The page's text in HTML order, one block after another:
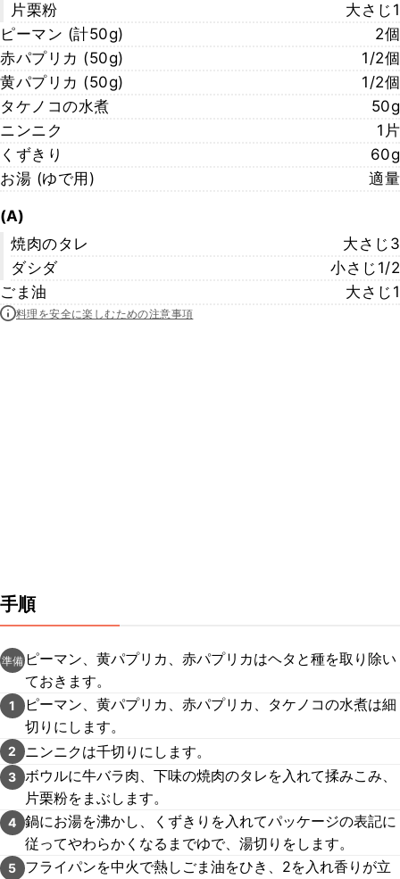
片栗粉
大さじ1
ピーマン (計50g)
2個
赤パプリカ (50g)
1/2個
黄パプリカ (50g)
1/2個
タケノコの水煮
50g
ニンニク
1片
くずきり
60g
お湯 (ゆで用)
適量
(A)
焼肉のタレ
大さじ3
ダシダ
小さじ1/2
ごま油
大さじ1
料理を安全に楽しむための注意事項
手順
準備 ピーマン、黄パプリカ、赤パプリカはヘタと種を取り除い
ておきます。
1
ピーマン、黄パプリカ、赤パプリカ、タケノコの水煮は細
切りにします。
2 ニンニクは千切りにします。
3 ボウルに牛バラ肉、下味の焼肉のタレを入れて揉みこみ、
片栗粉をまぶします。
4 鍋にお湯を沸かし、くずきりを入れてパッケージの表記に
従ってやわらかくなるまでゆで、湯切りをします。
5
フライパンを中火で熱しごま油をひき、2を入れ香りが立